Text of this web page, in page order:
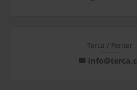
Terca / Penter